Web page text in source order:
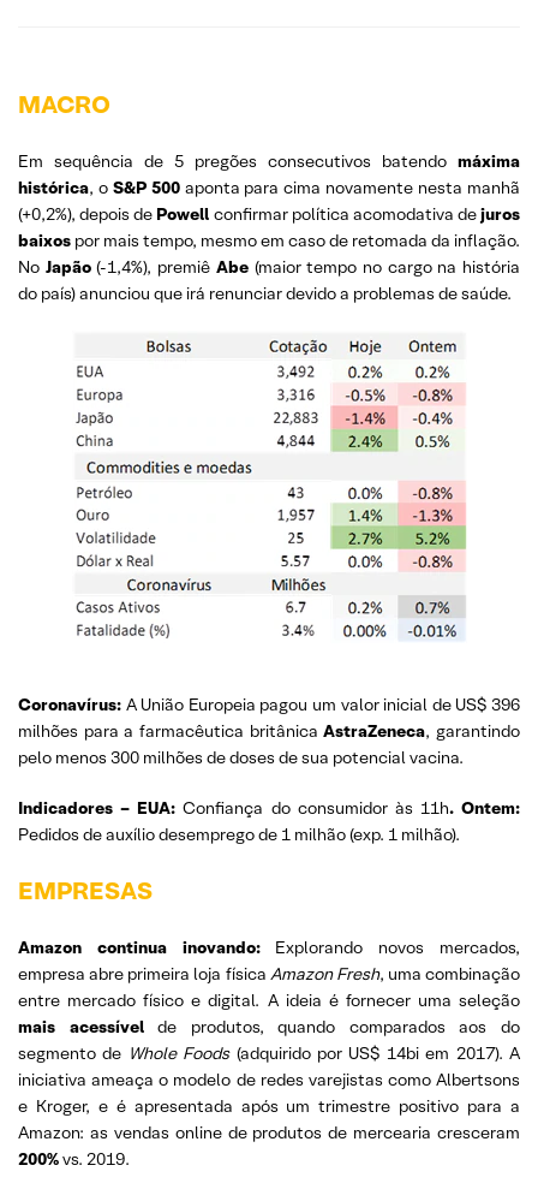
MACRO
Em sequência de 5 pregões consecutivos batendo máxima
histórica, o S&P 500aponta para cima novamente nesta manhã
(+0,2%), depois de Powell confirmar política acomodativa dejuros
baixos por mais tempo, mesmo em caso de retomada da inflação.
No Japão(-1,4%), premiê Abe(maior tempo no cargo na história
do país) anunciou que irá renunciar devido a problemas de saúde.
Coronavírus: A União Europeia pagou um valor inicial de US$ 396
milhões para a farmacêutica britânicaAstraZeneca, garantindo
pelo menos 300 milhões de doses de sua potencial vacina.
Indicadores – EUA:Confiança do consumidor às 11h. Ontem:
Pedidos de auxílio desemprego de 1 milhão (exp. 1 milhão).
EMPRESAS
Amazon continua inovando: Explorando novos mercados,
empresa abre primeira loja física Amazon Fresh, uma combinação
entre mercado físico e digital. A ideia é fornecer uma seleção
mais acessívelde produtos, quando comparados aos do
segmento de Whole Foods (adquirido por US$ 14bi em 2017). A
iniciativa ameaça o modelo de redes varejistas como Albertsons
e Kroger, e é apresentada após um trimestre positivo para a
Amazon: as vendas online de produtos de mercearia cresceram
200%vs. 2019.